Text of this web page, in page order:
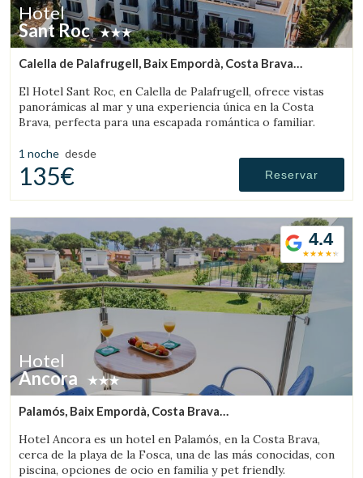
Hotel
Sant Roc
Calella de Palafrugell, Baix Empordà, Costa Brava
El Hotel Sant Roc, en Calella de Palafrugell, ofrece vistas
panorámicas al mar y una experiencia única en la Costa
Brava, perfecta para una escapada romántica o familiar.
1 noche desde
135€ Reservar
4.4
Hotel
Ancora
Palamós, Baix Empordà, Costa Brava
Hotel Ancora es un hotel en Palamós, en la Costa Brava,
cerca de la playa de la Fosca, una de las más conocidas, con
piscina, opciones de ocio en familia y pet friendly.
Guardar configuración Aceptar todas